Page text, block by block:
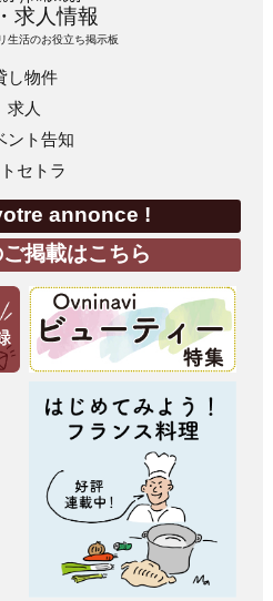
求人情報
生活のお役立ち掲示板
し物件
求人
ント告知
セトラ
annonce !
掲載はこちら